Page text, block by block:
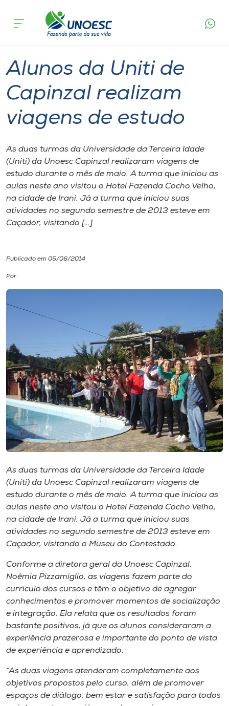
Cursos
Pesquisa
Atendimento ao Estudante
Portal de Ensino
A
Internacionalização
Cultura
CPA
Biblioteca
Editora
Rádio
Unoesc
Store
o idioma
acontece
Alunos da Uniti de
Capinzal realizam
viagens de estudo
As duas turmas da Universidade da Terceira Idade
(Uniti) da Unoesc Capinzal realizaram viagens de
estudo durante o mês de maio. A turma que iniciou as
aulas neste ano visitou o Hotel Fazenda Cocho Velho,
na cidade de Irani. Já a turma que iniciou suas
atividades no segundo semestre de 2013 esteve em
Caçador, visitando […]
Publicado em 05/06/2014
Por
As duas turmas da Universidade da Terceira Idade
(Uniti) da Unoesc Capinzal realizaram viagens de
estudo durante o mês de maio. A turma que iniciou as
aulas neste ano visitou o Hotel Fazenda Cocho Velho,
na cidade de Irani. Já a turma que iniciou suas
atividades no segundo semestre de 2013 esteve em
Caçador, visitando o Museu do Contestado.
Conforme a diretora geral da Unoesc Capinzal,
Noêmia Pizzamiglio, as viagens fazem parte do
currículo dos cursos e têm o objetivo de agregar
conhecimentos e promover momentos de socialização
e integração. Ela relata que os resultados foram
bastante positivos, já que os alunos consideraram a
experiência prazerosa e importante do ponto de vista
de experiência e aprendizado.
“As duas viagens atenderam completamente aos
objetivos propostos pelo curso, além de promover
espaços de diálogo, bem estar e satisfação para todos